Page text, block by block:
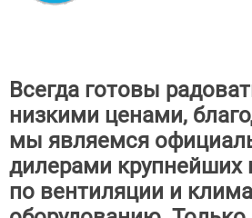
Всегда готовы
низкими ценами,
мы являемся
дилерами крупнейших
по вентиляции и